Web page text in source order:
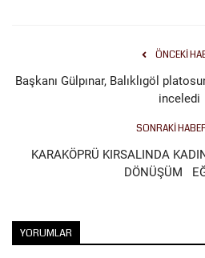
ÖNCEKI
Başkanı Gülpınar, Balıklıgöl
inceledi
SONRAKI
KARAKÖPRÜ KIRSALINDA
DÖNÜŞÜM
YORUMLAR